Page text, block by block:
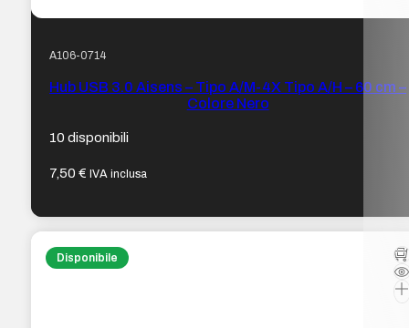
A106-0714
Hub USB 3.0 Aisens – Tipo A/M-4X Tipo A/H – 60 cm –
Colore Nero
10 disponibili
7,50€ IVA inclusa
Disponibile